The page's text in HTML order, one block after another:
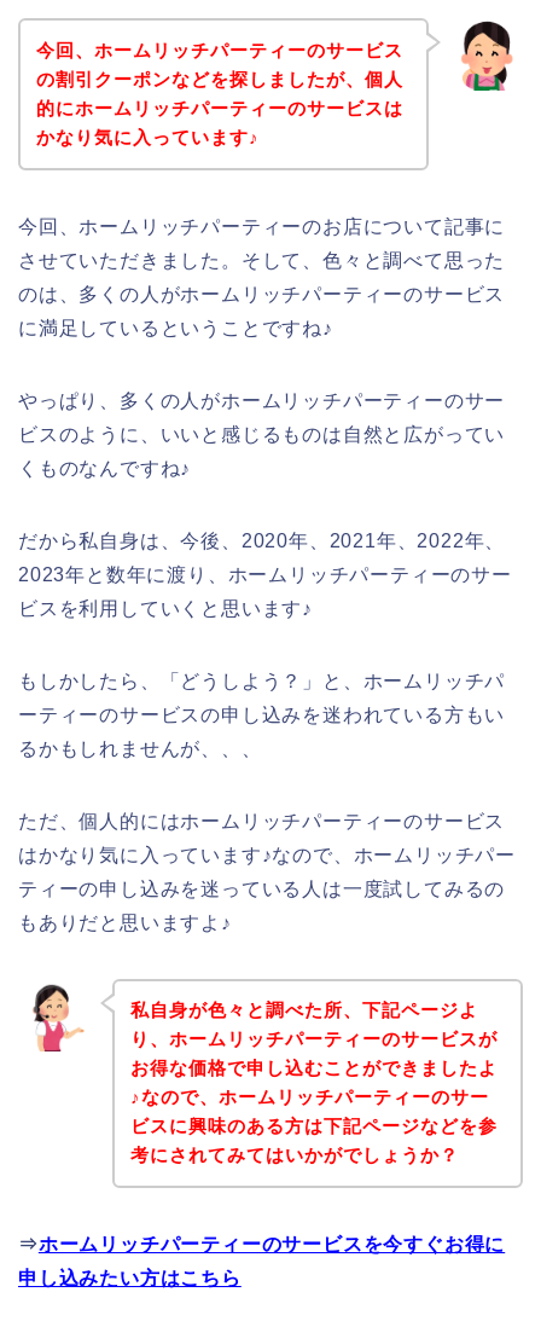
今回、ホームリッチパーティーのサービス
の割引クーポンなどを探しましたが、個人
的にホームリッチパーティーのサービスは
かなり気に入っています♪
今回、ホームリッチパーティーのお店について記事に
させていただきました。そして、色々と調べて思った
のは、多くの人がホームリッチパーティーのサービス
に満足しているということですね♪
やっぱり、多くの人がホームリッチパーティーのサー
ビスのように、いいと感じるものは自然と広がってい
くものなんですね♪
だから私自身は、今後、2020年、2021年、2022年、
2023年と数年に渡り、ホームリッチパーティーのサー
ビスを利用していくと思います♪
もしかしたら、「どうしよう？」と、ホームリッチパ
ーティーのサービスの申し込みを迷われている方もい
るかもしれませんが、、、
ただ、個人的にはホームリッチパーティーのサービス
はかなり気に入っています♪なので、ホームリッチパー
ティーの申し込みを迷っている人は一度試してみるの
もありだと思いますよ♪
私自身が色々と調べた所、下記ページよ
り、ホームリッチパーティーのサービスが
お得な価格で申し込むことができましたよ
♪なので、ホームリッチパーティーのサー
ビスに興味のある方は下記ページなどを参
考にされてみてはいかがでしょうか？
⇒ホームリッチパーティーのサービスを今すぐお得に
申し込みたい方はこちら